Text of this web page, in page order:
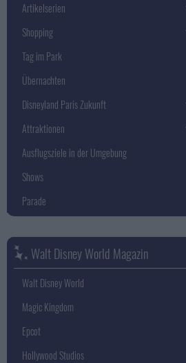
Artikelserien
Shopping
Tag im Park
Übernachten
Disneyland Paris Zukunft
Attraktionen
Ausflugsziele in der Umgebung
Shows
Parade
Walt Disney World Magazin
Walt Disney World
Magic Kingdom
Epcot
Hollywood Studios